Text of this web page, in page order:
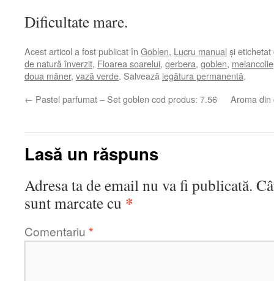
Dificultate mare.
Acest articol a fost publicat în Goblen, Lucru manual și
de natură înverzit, Floarea soarelui, gerbera, goblen, melancolie
doua mâner, vază verde. Salvează legătura permanentă.
← Pastel parfumat – Set goblen cod produs: 7.56 Aroma din
Lasă un răspuns
Adresa ta de email nu va fi publicată.
sunt marcate cu *
Comentariu *